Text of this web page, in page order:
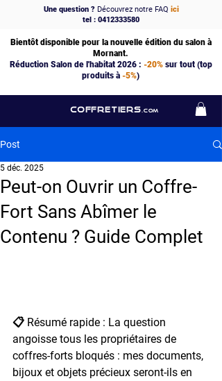
COFFRETIERS .COM
Une question ?Découvrez notre FAQ ici
tel : 0412333580
Bientôt disponible pour la nouvelle édition du salon à
Mornant.
Réduction Salon de l'habitat 2026 : -20%sur tout (top
produits à -5%)
Post
Peut-on Ouvrir un Coffre-
Fort Sans Abîmer le
Contenu ? Guide Complet
5 déc. 2025
📋 Résumé rapide : La question
angoisse tous les propriétaires de
coffres-forts bloqués : mes documents,
bijoux et objets précieux seront-ils en